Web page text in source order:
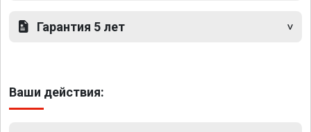
Гарантия 5 лет
Ваши действия: